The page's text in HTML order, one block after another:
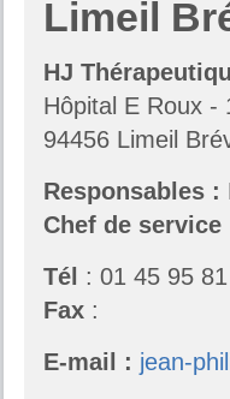
Limeil
HJ
Hôpital E Roux -
94456 Limeil
Responsables :
Chef de service
Tél : 01 45 95
Fax :
E-mail : jean-